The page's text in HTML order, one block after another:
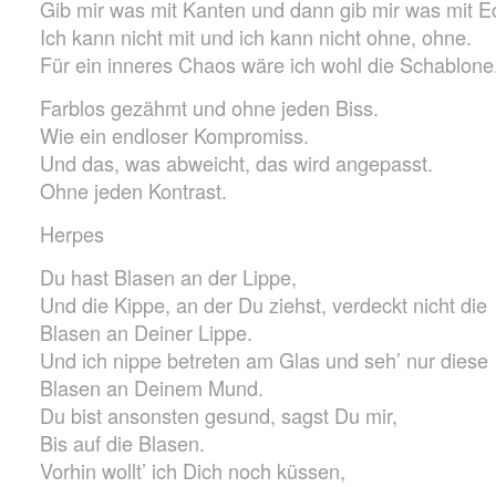
Gib mir was mit Kanten und dann gib mir was mit
Ich kann nicht mit und ich kann nicht ohne, ohne.
Für ein inneres Chaos wäre ich wohl die
Farblos gezähmt und ohne jeden Biss.
Wie ein endloser Kompromiss.
Und das, was abweicht, das wird angepasst.
Ohne jeden Kontrast.
Herpes
Du hast Blasen an der Lippe,
Und die Kippe, an der Du ziehst, verdeckt nicht die
Blasen an Deiner Lippe.
Und ich nippe betreten am Glas und seh’ nur diese
Blasen an Deinem Mund.
Du bist ansonsten gesund, sagst Du mir,
Bis auf die Blasen.
Vorhin wollt’ ich Dich noch küssen,